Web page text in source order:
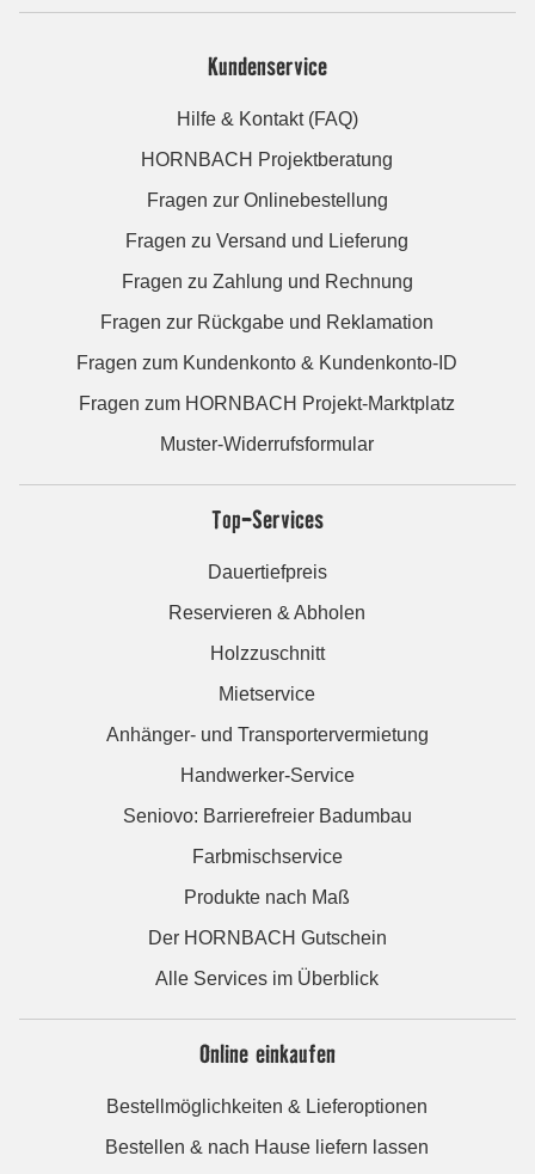
Kundenservice
Hilfe & Kontakt (FAQ)
HORNBACH Projektberatung
Fragen zur Onlinebestellung
Fragen zu Versand und Lieferung
Fragen zu Zahlung und Rechnung
Fragen zur Rückgabe und Reklamation
Fragen zum Kundenkonto & Kundenkonto-ID
Fragen zum HORNBACH Projekt-Marktplatz
Muster-Widerrufsformular
Top-Services
Dauertiefpreis
Reservieren & Abholen
Holzzuschnitt
Mietservice
Anhänger- und Transportervermietung
Handwerker-Service
Seniovo: Barrierefreier Badumbau
Farbmischservice
Produkte nach Maß
Der HORNBACH Gutschein
Alle Services im Überblick
Online einkaufen
Bestellmöglichkeiten & Lieferoptionen
Bestellen & nach Hause liefern lassen